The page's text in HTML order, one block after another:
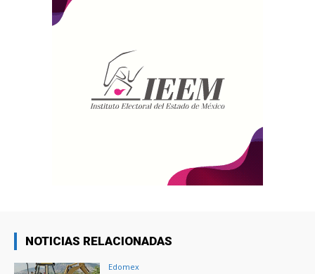
NOTICIAS RELACIONADAS
Edomex